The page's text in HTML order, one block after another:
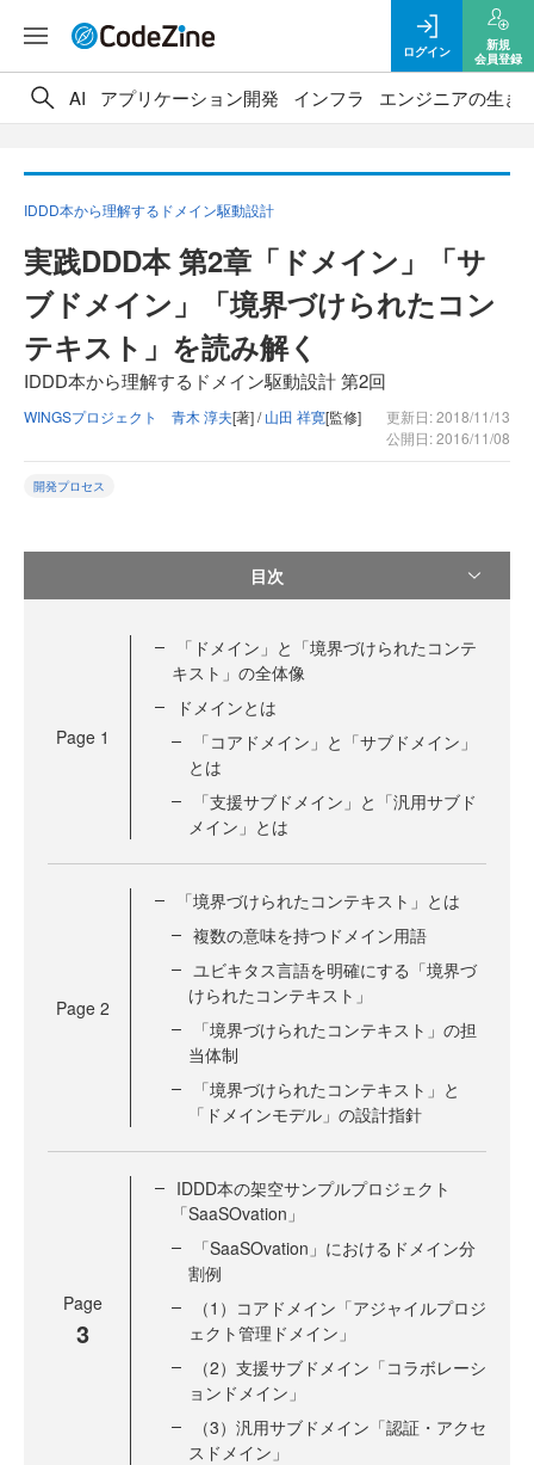
ログイン
新規
会員登録
AI アプリケーション開発 インフラ エンジニアの生き
IDDD本から理解するドメイン駆動設計
実践DDD本 第2章「ドメイン」「サ
ブドメイン」「境界づけられたコン
テキスト」を読み解く
IDDD本から理解するドメイン駆動設計 第2回
WINGSプロジェクト 青木 淳夫[著] /山田 祥寛[監修]
更新日: 2018/11/13
公開日: 2016/11/08
開発プロセス
目次
Page 1
「ドメイン」と「境界づけられたコンテ
キスト」の全体像
ドメインとは
「コアドメイン」と「サブドメイン」
とは
「支援サブドメイン」と「汎用サブド
メイン」とは
Page 2
「境界づけられたコンテキスト」とは
複数の意味を持つドメイン用語
ユビキタス言語を明確にする「境界づ
けられたコンテキスト」
「境界づけられたコンテキスト」の担
当体制
「境界づけられたコンテキスト」と
「ドメインモデル」の設計指針
Page
3
IDDD本の架空サンプルプロジェクト
「SaaSOvation」
「SaaSOvation」におけるドメイン分
割例
（1）コアドメイン「アジャイルプロジ
ェクト管理ドメイン」
（2）支援サブドメイン「コラボレーシ
ョンドメイン」
（3）汎用サブドメイン「認証・アクセ
スドメイン」